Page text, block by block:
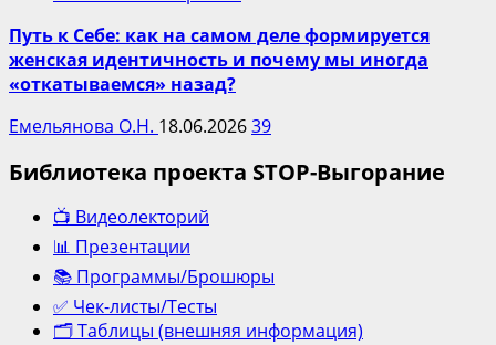
Путь к Себе: как на самом деле формируется
женская идентичность и почему мы иногда
«откатываемся» назад?
Емельянова О.Н. 18.06.202639
Библиотека проекта STOP-Выгорание
📺 Видеолекторий
📊 Презентации
📚 Программы/Брошюры
✅ Чек-листы/Тесты
🗂️ Таблицы (внешняя информация)